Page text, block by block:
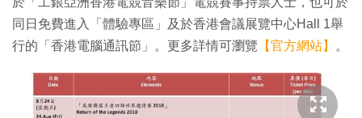
同日免費進入「體驗專區」及於香港會議展覽中心Hall 1舉
行的「香港電腦通訊節」。更多詳情可瀏覽 【官方網站】 。